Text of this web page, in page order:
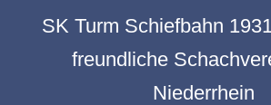
SK Turm Schiefbahn
freundliche
Niederrhein